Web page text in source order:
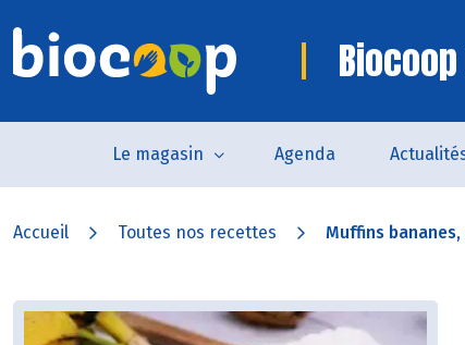
Le magasin Agenda
Accueil Toutes nos recettes Muffins